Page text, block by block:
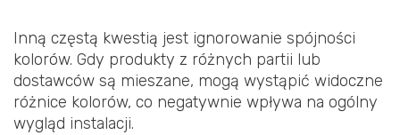
Inną częstą kwestią jest ignorowanie spójności
kolorów. Gdy produkty z różnych partii lub
dostawców są mieszane, mogą wystąpić widoczne
różnice kolorów, co negatywnie wpływa na ogólny
wygląd instalacji.